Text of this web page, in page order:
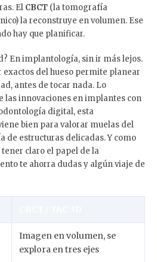
El CBCT (la tomografía
la reconstruye en volumen. Ese
hay que planificar.
En implantología, sin ir más lejos.
exactos del hueso permite planear
antes de tocar nada. Lo
lasinnovaciones en implantes con
digital, esta
bien para valorar muelas del
de estructuras delicadas. Y como
tener claro el papel de la
te ahorra dudas y algún viaje de
Imagen en volumen, se
explora en tres ejes